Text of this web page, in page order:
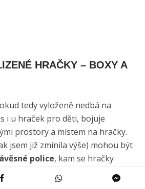
HRAČKY – BOXY A
tedy vyloženě nedbá na
i u hraček pro děti, bojuje
prostory a místem na hračky.
jsem již zmínila výše) mohou být
police, kam se hračky